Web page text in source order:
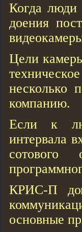
Когда люди
доения
Цели
несколько
компанию.
Если к
интервала
сотового
КРИС-П
основные